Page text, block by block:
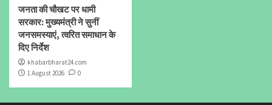
जनता की चौखट पर धामी
सरकार: मुख्यमंत्री ने सुनीं
जनसमस्याएं, त्वरित समाधान के
दिए निर्देश
khabarbharat24.com
1 August 2026
0